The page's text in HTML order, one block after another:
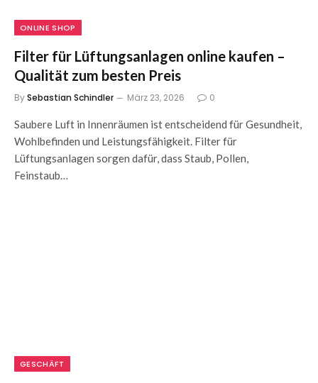
ONLINE SHOP
Filter für Lüftungsanlagen online kaufen –
Qualität zum besten Preis
BySebastian Schindler März 23, 2026 0
Saubere Luft in Innenräumen ist entscheidend für Gesundheit,
Wohlbefinden und Leistungsfähigkeit. Filter für
Lüftungsanlagen sorgen dafür, dass Staub, Pollen,
Feinstaub…
GESCHÄFT